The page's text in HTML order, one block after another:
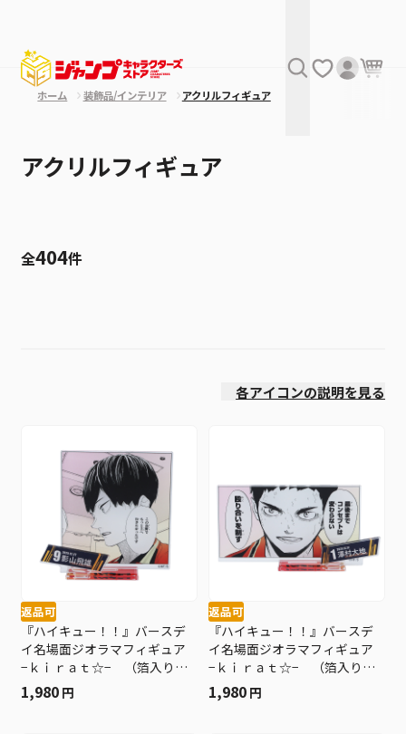
ホーム 装飾品/インテリア アクリルフィギュア
アクリルフィギュア
全404件
各アイコンの説明を見る
返品可
『ハイキュー！！』バースデ
イ名場面ジオラマフィギュア
−ｋｉｒａｔ☆− （箔入りア
クリル） 影山飛雄 ＢＥ４
1,980 円
返品可
『ハイキュー！！』バースデ
イ名場面ジオラマフィギュア
−ｋｉｒａｔ☆− （箔入りア
クリル） 澤村大地 ＢＥ４
1,980 円